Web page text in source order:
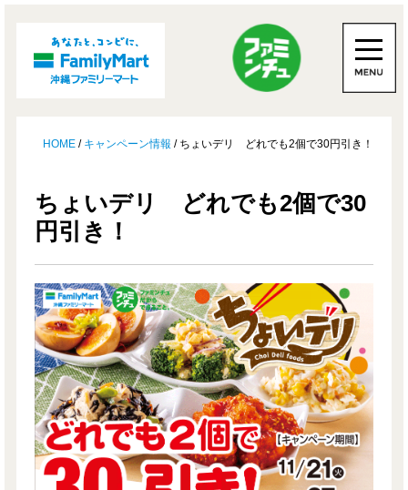
HOME / キャンペーン情報 / ちょいデリ どれでも2個で30円引き！
ちょいデリ どれでも2個で30
円引き！